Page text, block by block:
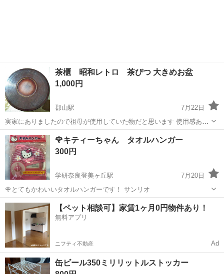
茶櫃 昭和レトロ 茶びつ 大きめお盆
1,000円
郡山駅
7月22日
実家にありましたので祖母が使用していた物だと思います 使用感あり
ます 直径 約３２ｃｍ 高さ 約１２．５ｃｍ (多少の誤差はお許しく
ださい) お盆も出てきましたのでおまけとしてどうぞ
奈良 大和郡山市 家庭用品
🌹キティーちゃん タオルハンガー
300円
学研奈良登美ヶ丘駅
7月20日
🌹とてもかわいいタオルハンガーです！ サンリオ
奈良 生駒市 学研奈良登美ヶ丘駅 家庭用品 タオル
【ペット相談可】家賃1ヶ月0円物件あり！
無料アプリ
ニフティ不動産 Ad
缶ビール350ミリリットルストッカー